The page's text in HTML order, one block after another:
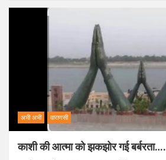
अभी अभी वाराणसी
काशी की आत्मा को झकझोर गई बर्बरता….